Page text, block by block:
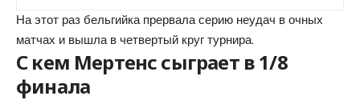
На этот раз бельгийка прервала серию неудач в очных
матчах и вышла в четвертый круг турнира.
С кем Мертенс сыграет в 1/8
финала